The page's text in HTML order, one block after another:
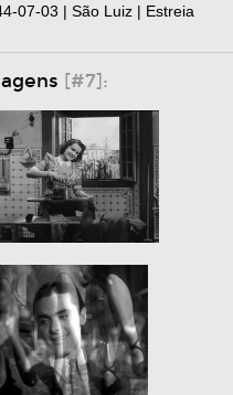
07-03 | São Luiz | Estreia
[#7]: